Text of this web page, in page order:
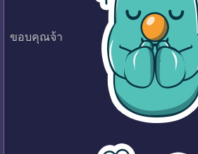
ขอบคุณจ้า